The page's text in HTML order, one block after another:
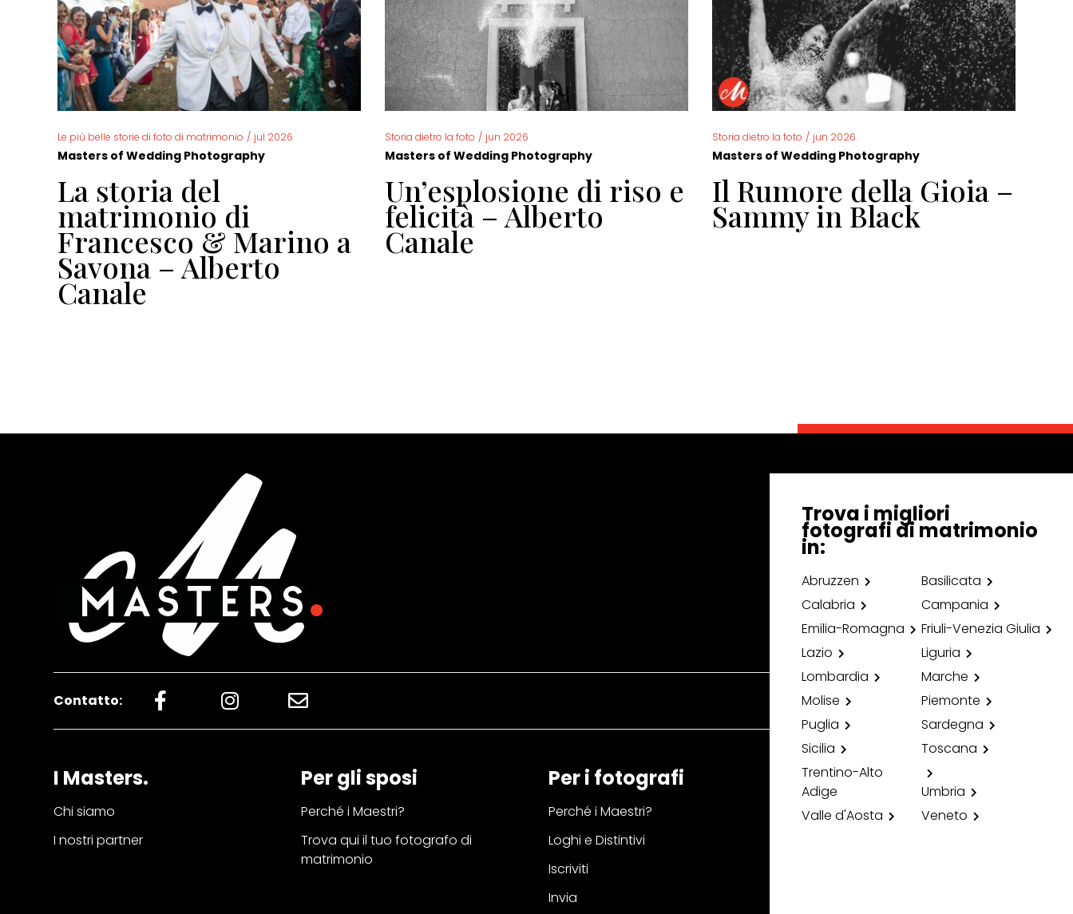
Le più belle storie di foto di matrimonio / jul 2026
Masters of Wedding Photography
La storia del
matrimonio di
Francesco & Marino a
Savona – Alberto
Canale
Storia dietro la foto / jun 2026
Masters of Wedding Photography
Un’esplosione di riso e
felicità – Alberto
Canale
Storia dietro la foto / jun 2026
Masters of Wedding Photography
Il Rumore della Gioia –
Sammy in Black
Contatto:
I Masters.
Chi siamo
I nostri partner
Per gli sposi
Perché i Maestri?
Trova qui il tuo fotografo di
matrimonio
Per i fotografi
Perché i Maestri?
Loghi e Distintivi
Iscriviti
Invia
Trova i migliori
fotografi di matrimonio
in:
Abruzzen
Basilicata
Calabria
Campania
Emilia-Romagna
Friuli-Venezia Giulia
Lazio
Liguria
Lombardia
Marche
Molise
Piemonte
Puglia
Sardegna
Sicilia
Toscana
Trentino-Alto
Adige
Umbria
Valle d'Aosta
Veneto